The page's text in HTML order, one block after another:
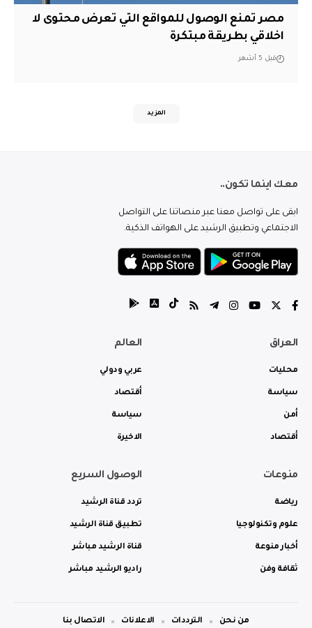
مصر تمنع الوصول للمواقع التي تعرض محتوى لا
اخلاقي بطريقة مبتكرة
قبل 5 أشهر
المزيد
معك اينما تكون..
ابقى على تواصل معنا عبر منصاتنا على التواصل
الاجتماعي وتطبيق الرشيد على الهواتف الذكية.
العراق
محليات
سياسة
أمن
أقتصاد
العالم
عربي ودولي
أقتصاد
سياسة
الاخيرة
منوعات
رياضة
علوم وتكنولوجيا
أخبار منوعة
ثقافة وفن
الوصول السريع
تردد قناة الرشيد
تطبيق قناة الرشيد
قناة الرشيد مباشر
راديو الرشيد مباشر
من نحن الترددات الاعلانات الاتصال بنا